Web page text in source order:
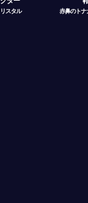
スタル 赤鼻のトナ